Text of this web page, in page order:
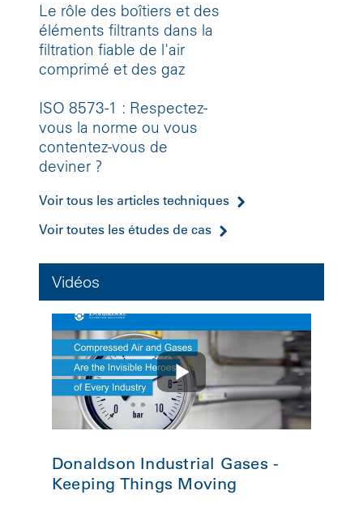
Le rôle des boîtiers et des
éléments filtrants dans la
filtration fiable de l'air
comprimé et des gaz
ISO 8573-1 : Respectez-
vous la norme ou vous
contentez-vous de
deviner ?
Voir tous les articles techniques
Voir toutes les études de cas
Vidéos
Donaldson Industrial Gases -
Keeping Things Moving